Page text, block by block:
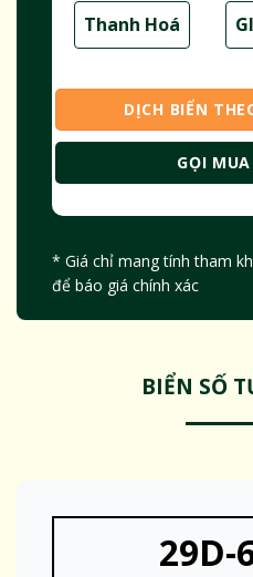
Thanh Hoá
DỊCH BIỂN
GỌI
* Giá chỉ mang tính tham
để báo giá chính xác
BIỂN SỐ
29D-